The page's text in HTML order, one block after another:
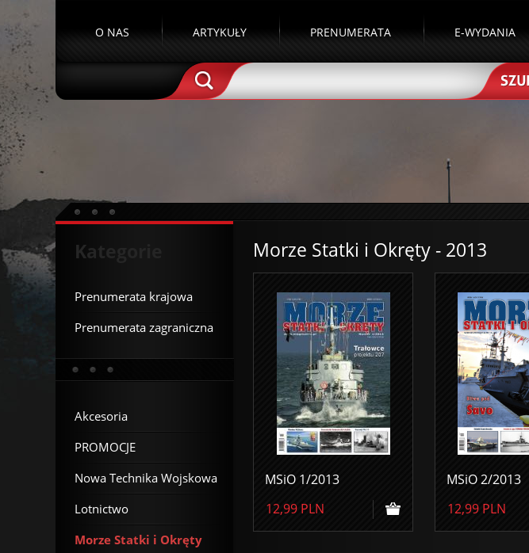
O NAS ARTYKUŁY PRENUMERATA E-WYDANIA
Morze Statki i Okręty - 2013
MSiO 1/2013
12,99 PLN
MSiO 2/2013
12,99 PLN
Kategorie
Prenumerata krajowa
Prenumerata zagraniczna
Akcesoria
PROMOCJE
Nowa Technika Wojskowa
Lotnictwo
Morze Statki i Okręty